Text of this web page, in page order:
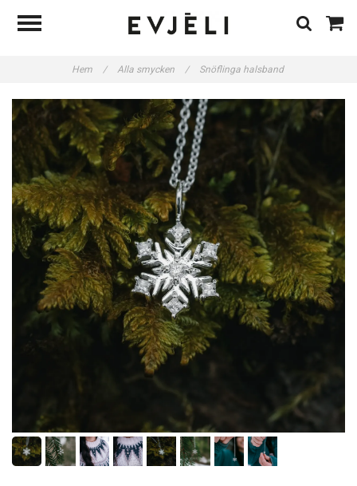
Hem / Alla smycken / Snöflinga halsband